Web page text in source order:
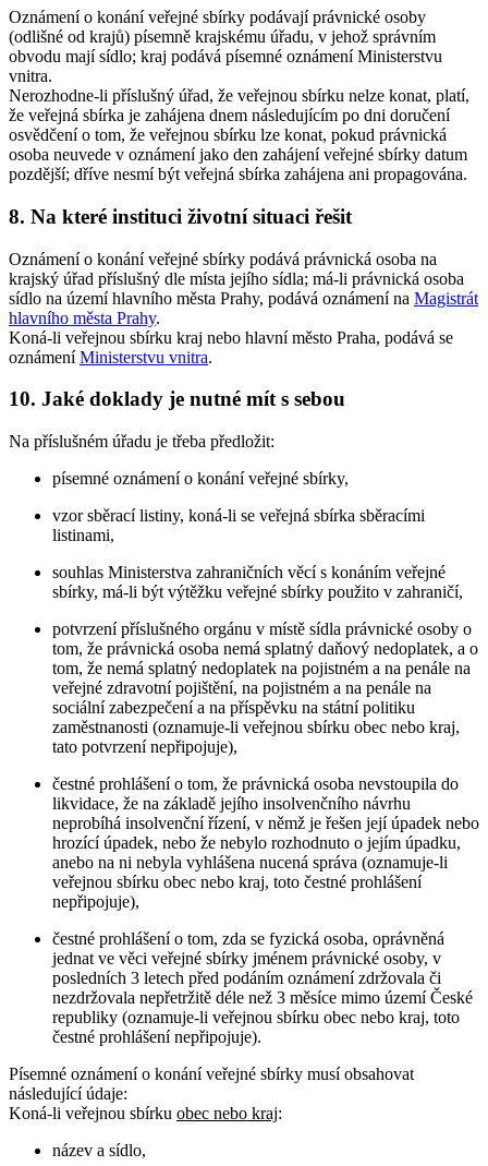
Oznámení o konání veřejné sbírky podávají právnické osoby
(odlišné od krajů) písemně krajskému úřadu, v jehož správním
obvodu mají sídlo; kraj podává písemné oznámení Ministerstvu
vnitra.
Nerozhodne-li příslušný úřad, že veřejnou sbírku nelze konat, platí,
že veřejná sbírka je zahájena dnem následujícím po dni doručení
osvědčení o tom, že veřejnou sbírku lze konat, pokud právnická
osoba neuvede v oznámení jako den zahájení veřejné sbírky datum
pozdější; dříve nesmí být veřejná sbírka zahájena ani propagována.
8. Na které instituci životní situaci řešit
Oznámení o konání veřejné sbírky podává právnická osoba na
krajský úřad příslušný dle místa jejího sídla; má-li právnická osoba
sídlo na území hlavního města Prahy, podává oznámení na Magistrát
hlavního města Prahy.
Koná-li veřejnou sbírku kraj nebo hlavní město Praha, podává se
oznámeníMinisterstvu vnitra.
10. Jaké doklady je nutné mít s sebou
Na příslušném úřadu je třeba předložit:
písemné oznámení o konání veřejné sbírky,
vzor sběrací listiny, koná-li se veřejná sbírka sběracími
listinami,
souhlas Ministerstva zahraničních věcí s konáním veřejné
sbírky, má-li být výtěžku veřejné sbírky použito v zahraničí,
potvrzení příslušného orgánu v místě sídla právnické osoby o
tom, že právnická osoba nemá splatný daňový nedoplatek, a o
tom, že nemá splatný nedoplatek na pojistném a na penále na
veřejné zdravotní pojištění, na pojistném a na penále na
sociální zabezpečení a na příspěvku na státní politiku
zaměstnanosti (oznamuje-li veřejnou sbírku obec nebo kraj,
tato potvrzení nepřipojuje),
čestné prohlášení o tom, že právnická osoba nevstoupila do
likvidace, že na základě jejího insolvenčního návrhu
neprobíhá insolvenční řízení, v němž je řešen její úpadek nebo
hrozící úpadek, nebo že nebylo rozhodnuto o jejím úpadku,
anebo na ni nebyla vyhlášena nucená správa (oznamuje-li
veřejnou sbírku obec nebo kraj, toto čestné prohlášení
nepřipojuje),
čestné prohlášení o tom, zda se fyzická osoba, oprávněná
jednat ve věci veřejné sbírky jménem právnické osoby, v
posledních 3 letech před podáním oznámení zdržovala či
nezdržovala nepřetržitě déle než 3 měsíce mimo území České
republiky (oznamuje-li veřejnou sbírku obec nebo kraj, toto
čestné prohlášení nepřipojuje).
Písemné oznámení o konání veřejné sbírky musí obsahovat
následující údaje:
Koná-li veřejnou sbírku obec nebo kraj:
název a sídlo,